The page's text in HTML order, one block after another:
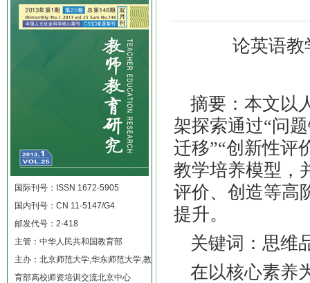
国际刊号：ISSN 1672-5905
国内刊号：CN 11-5147/G4
邮发代号：2-418
主管：中华人民共和国教育部
主办：北京师范大学,华东师范大学,教
育部高校师资培训交流北京中心
论英语教
摘要：本文以
架探索通过“问
迁移”“创新性评
教学培养模型，
评价、创造等高
提升。
关键词：思维
在以核心素养